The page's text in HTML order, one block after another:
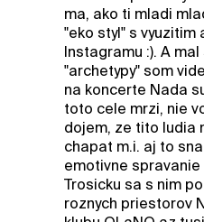
ma, ako ti mladi
"eko styl" s vyuzitim
Instagramu :). A
"archetypy" som
na koncerte Nada
toto cele mrzi, nie
dojem, ze tito ludia
chapat m.i. aj to
emotivne
Trosicku sa s nim
roznych priestorov